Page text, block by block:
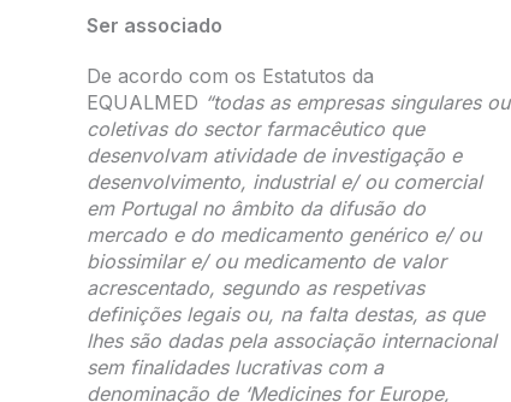
Ser associado
De acordo com os Estatutos da
EQUALMED “todas as empresas singulares ou
coletivas do sector farmacêutico que
desenvolvam atividade de investigação e
desenvolvimento, industrial e/ ou comercial
em Portugal no âmbito da difusão do
mercado e do medicamento genérico e/ ou
biossimilar e/ ou medicamento de valor
acrescentado, segundo as respetivas
definições legais ou, na falta destas, as que
lhes são dadas pela associação internacional
sem finalidades lucrativas com a
denominação de ‘Medicines for Europe,